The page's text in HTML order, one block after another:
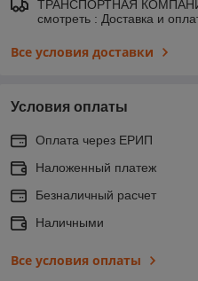
ТРАНСПОРТНАЯ
смотреть : Доставка и
Все условия доставки
Условия оплаты
Оплата через ЕРИП
Наложенный платеж
Безналичный расчет
Наличными
Все условия оплаты